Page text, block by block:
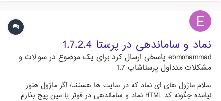
نماد و ساماندهی در پرستا 1.7.2.4
ebmohammad پاسخی ارسال کرد برای یک موضوع در سوالات و
مشکلات متداول پرستاشاپ 1.7
سلام ماژول های ای نماد که در سایت ها هستند/ اگر ماژول هنوز
نیامده چگونه کد HTML نماد و ساماندهی در فوتر یا مین پیج بذارم